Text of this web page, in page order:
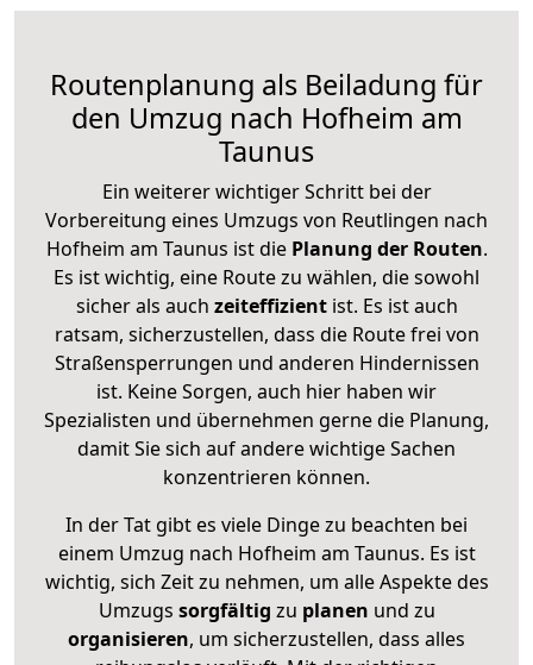
Routenplanung als Beiladung für
den Umzug nach Hofheim am
Taunus
Ein weiterer wichtiger Schritt bei der
Vorbereitung eines Umzugs von Reutlingen nach
Hofheim am Taunus ist diePlanung der Routen.
Es ist wichtig, eine Route zu wählen, die sowohl
sicher als auch zeiteffizientist. Es ist auch
ratsam, sicherzustellen, dass die Route frei von
Straßensperrungen und anderen Hindernissen
ist. Keine Sorgen, auch hier haben wir
Spezialisten und übernehmen gerne die Planung,
damit Sie sich auf andere wichtige Sachen
konzentrieren können.
In der Tat gibt es viele Dinge zu beachten bei
einem Umzug nach Hofheim am Taunus. Es ist
wichtig, sich Zeit zu nehmen, um alle Aspekte des
Umzugs sorgfältig zu planen und zu
organisieren, um sicherzustellen, dass alles